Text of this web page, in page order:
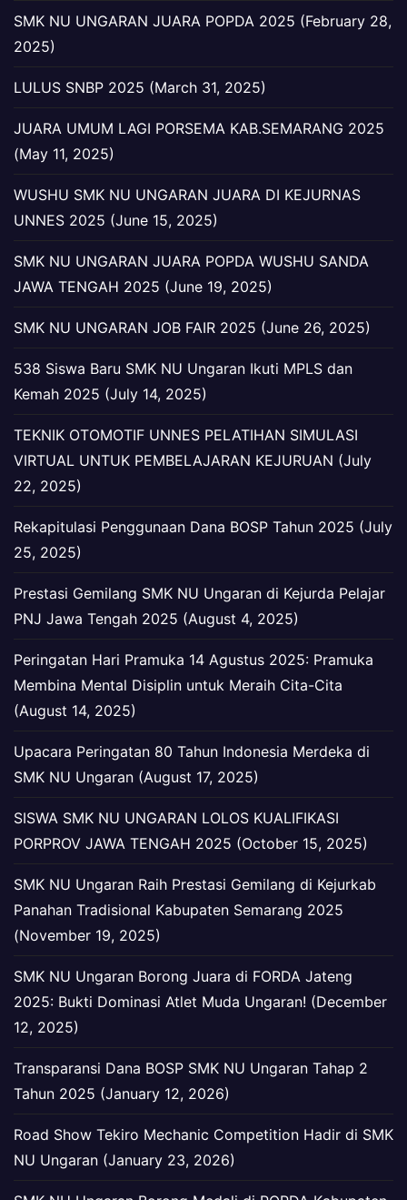
SMK NU UNGARAN JUARA POPDA 2025 (February 28,
2025)
LULUS SNBP 2025 (March 31, 2025)
JUARA UMUM LAGI PORSEMA KAB.SEMARANG 2025
(May 11, 2025)
WUSHU SMK NU UNGARAN JUARA DI KEJURNAS
UNNES 2025 (June 15, 2025)
SMK NU UNGARAN JUARA POPDA WUSHU SANDA
JAWA TENGAH 2025 (June 19, 2025)
SMK NU UNGARAN JOB FAIR 2025 (June 26, 2025)
538 Siswa Baru SMK NU Ungaran Ikuti MPLS dan
Kemah 2025 (July 14, 2025)
TEKNIK OTOMOTIF UNNES PELATIHAN SIMULASI
VIRTUAL UNTUK PEMBELAJARAN KEJURUAN (July
22, 2025)
Rekapitulasi Penggunaan Dana BOSP Tahun 2025 (July
25, 2025)
Prestasi Gemilang SMK NU Ungaran di Kejurda Pelajar
PNJ Jawa Tengah 2025 (August 4, 2025)
Peringatan Hari Pramuka 14 Agustus 2025: Pramuka
Membina Mental Disiplin untuk Meraih Cita-Cita
(August 14, 2025)
Upacara Peringatan 80 Tahun Indonesia Merdeka di
SMK NU Ungaran (August 17, 2025)
SISWA SMK NU UNGARAN LOLOS KUALIFIKASI
PORPROV JAWA TENGAH 2025 (October 15, 2025)
SMK NU Ungaran Raih Prestasi Gemilang di Kejurkab
Panahan Tradisional Kabupaten Semarang 2025
(November 19, 2025)
SMK NU Ungaran Borong Juara di FORDA Jateng
2025: Bukti Dominasi Atlet Muda Ungaran! (December
12, 2025)
Transparansi Dana BOSP SMK NU Ungaran Tahap 2
Tahun 2025 (January 12, 2026)
Road Show Tekiro Mechanic Competition Hadir di SMK
NU Ungaran (January 23, 2026)